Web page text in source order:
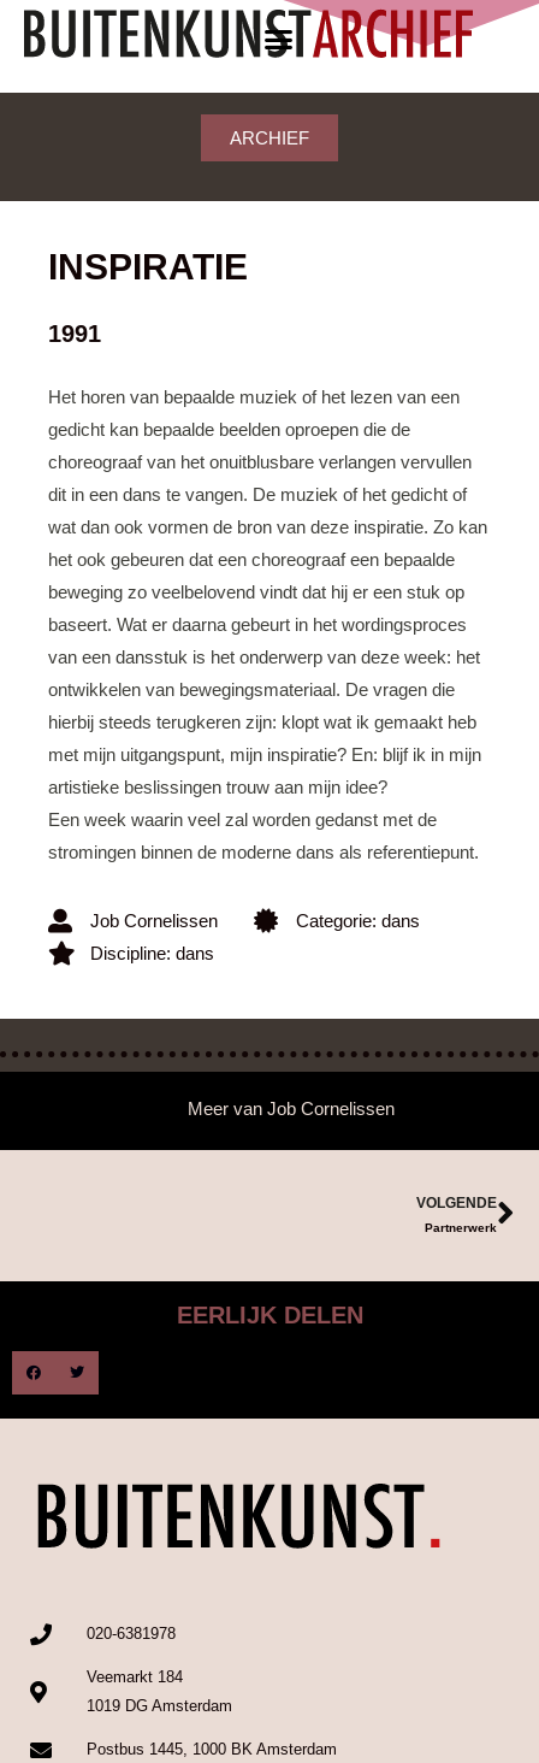
ARCHIEF
INSPIRATIE
1991
Het horen van bepaalde muziek of het lezen van een
gedicht kan bepaalde beelden oproepen die de
choreograaf van het onuitblusbare verlangen vervullen
dit in een dans te vangen. De muziek of het gedicht of
wat dan ook vormen de bron van deze inspiratie. Zo kan
het ook gebeuren dat een choreograaf een bepaalde
beweging zo veelbelovend vindt dat hij er een stuk op
baseert. Wat er daarna gebeurt in het wordingsproces
van een dansstuk is het onderwerp van deze week: het
ontwikkelen van bewegingsmateriaal. De vragen die
hierbij steeds terugkeren zijn: klopt wat ik gemaakt heb
met mijn uitgangspunt, mijn inspiratie? En: blijf ik in mijn
artistieke beslissingen trouw aan mijn idee?
Een week waarin veel zal worden gedanst met de
stromingen binnen de moderne dans als referentiepunt.
Job Cornelissen Categorie: dans
Discipline: dans
Meer van Job Cornelissen
VOLGENDE
Partnerwerk
EERLIJK DELEN
020-6381978
Veemarkt 184
1019 DG Amsterdam
Postbus 1445, 1000 BK Amsterdam